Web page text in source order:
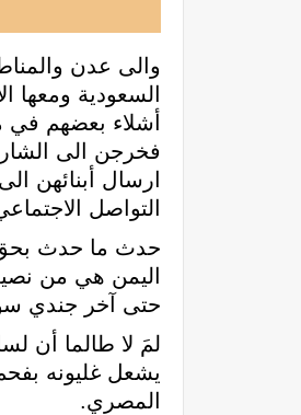
والى عدن
السعودية ومعها
أشلاء بعضهم في
فخرجن الى
ارسال أبنائهن
التواصل
حدث ما حدث بحق
اليمن هي من
حتى آخر جندي
لمَ لا طالما أن
يشعل غليونه
المصري.